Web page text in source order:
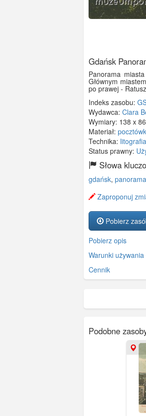
Gdańsk
Panorama
Głównym
po prawej -
Indeks zasobu:
Wydawca: Clara
Wymiary: 138 x
Materiał:
Technika: litografia
Status prawny:
Słowa
gdańsk, panorama
Zaproponuj
Pobierz
Pobierz opis
Warunki używania
Cennik
Podobne